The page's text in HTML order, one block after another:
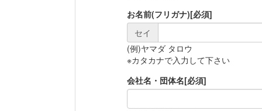
お名前(フリガナ)[必須]
セイ
(例)ヤマダ タロウ
※カタカナで入力して下さい
会社名・団体名[必須]